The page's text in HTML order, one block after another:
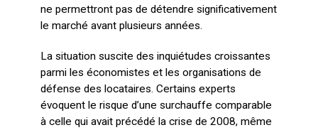
ne permettront pas de détendre significativement
le marché avant plusieurs années.
La situation suscite des inquiétudes croissantes
parmi les économistes et les organisations de
défense des locataires. Certains experts
évoquent le risque d’une surchauffe comparable
à celle qui avait précédé la crise de 2008, même